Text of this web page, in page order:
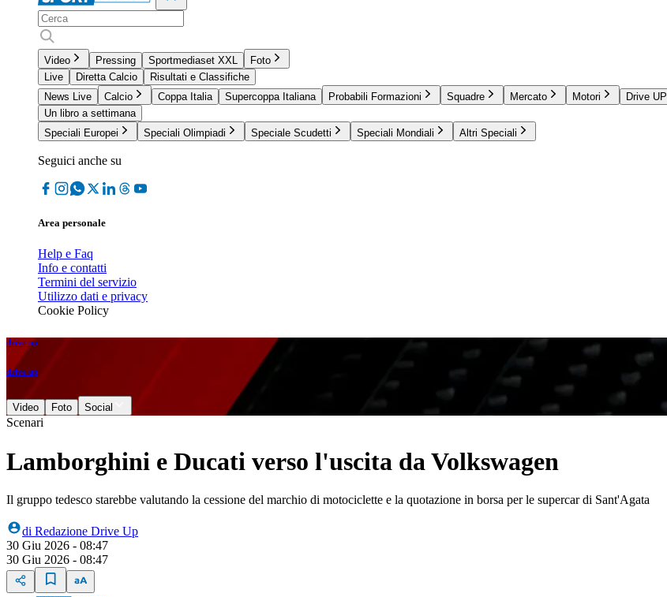
Video Pressing Sportmediaset XXL
Foto
Live
Diretta Calcio
Risultati e Classifiche
News Live
Calcio Coppa Italia Supercoppa Italiana Probabili Formazioni Squadre Mercato Motori Drive UP
Un libro a settimana
Speciali Europei
Speciali Olimpiadi Speciale Scudetti Speciali Mondiali Altri Speciali
Seguici anche su
Area personale
Help e Faq
Info e contatti
Termini del servizio
Utilizzo dati e privacy
Cookie Policy
drive up
drive up
Video Foto Social
Scenari
Lamborghini e Ducati verso l'uscita da Volkswagen
Il gruppo tedesco starebbe valutando la cessione del marchio di motociclette e la quotazione in borsa per le supercar di Sant'Agata
di Redazione Drive Up
30 Giu 2026 - 08:47
30 Giu 2026 - 08:47